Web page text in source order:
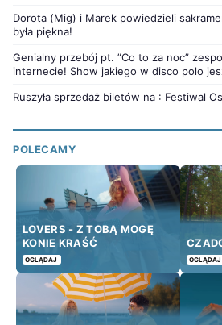
Dorota (Mig) i Marek powiedzieli
była piękna!
Genialny przebój pt. ”Co to za noc”
internecie! Show jakiego w disco polo
Ruszyła sprzedaż biletów na : Festiwal
POLECAMY
LOVERS - Z TOBĄ MOGĘ
KONIE KRAŚĆ
OGLĄDAJ OGLĄDAJ